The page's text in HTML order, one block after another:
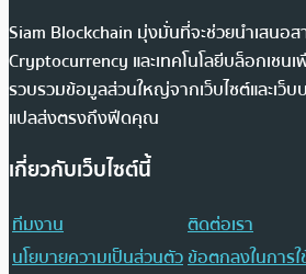
Siam Blockchain มุ่งมั่นที่จะช่วยนำเสนอส
Cryptocurrency และเทคโนโลยีบล็อกเชน
รวบรวมข้อมูลส่วนใหญ่จากเว็บไซต์และเว็บ
แปลส่งตรงถึงฟีดคุณ
เกี่ยวกับเว็บไซต์นี้
ทีมงาน
ติดต่อเรา
นโยบายความเป็นส่วนตัวข้อตกลงในการ